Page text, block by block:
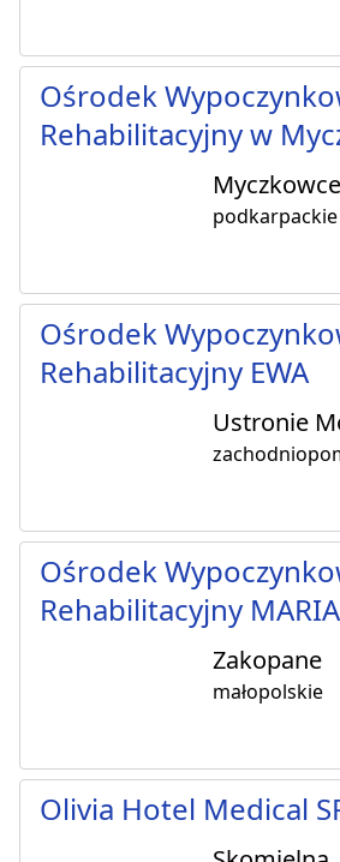
Ośrodek
Rehabilitacyjny w
Myczkowce
podkarpackie
Ośrodek
Rehabilitacyjny EWA
Ustronie
Ośrodek
Rehabilitacyjny MARIA
Zakopane
małopolskie
Olivia Hotel Medical